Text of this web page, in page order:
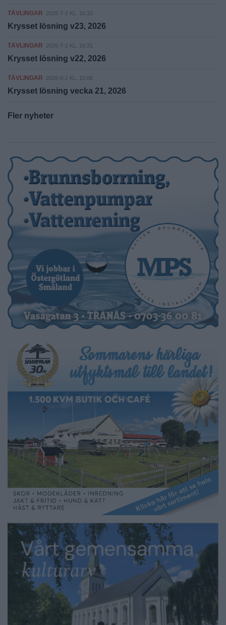
TÄVLINGAR 2026-7-2 KL. 16:32
Krysset lösning v23, 2026
TÄVLINGAR 2026-7-2 KL. 16:31
Krysset lösning v22, 2026
TÄVLINGAR 2026-6-2 KL. 15:08
Krysset lösning vecka 21, 2026
Fler nyheter